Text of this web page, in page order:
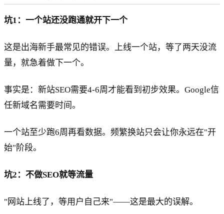
坑1：一个站还没跑通就开下一个
这是出海新手最常见的错误。上线一个站，等了两天没流
量，就急着做下一个。
事实是：新站SEO需要4-6周才能看到初步效果。Google信
任新域名需要时间。
一个站至少跑6周再看数据。频繁换站只会让你永远在"开
始"阶段。
坑2：不做SEO就等流量
"网站上线了，等用户自己来"——这是最大的误解。